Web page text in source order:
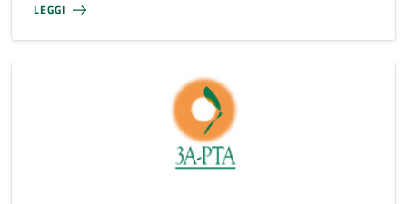
LEGGI